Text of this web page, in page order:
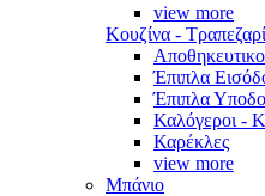
view more
Κουζίνα -
Έπιπλα
Έπιπλα
Καλόγεροι -
Καρέκλες
view more
Μπάνιο